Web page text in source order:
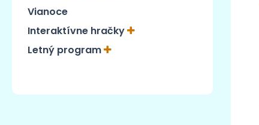
Vianoce
Interaktívne hračky
Letný program